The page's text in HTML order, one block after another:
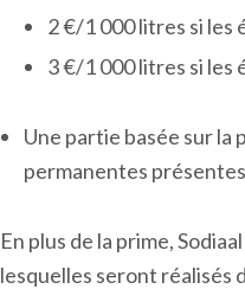
2 €/1 000 litres si les
3 €/1 000 litres si les
Une partie basée sur la
permanentes
En plus de la prime,
lesquelles seront réalisés